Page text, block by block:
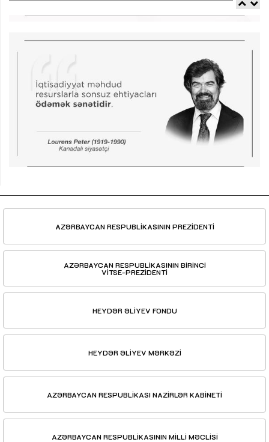
AZƏRBAYCAN RESPUBLİKASININ PREZİDENTİ
AZƏRBAYCAN RESPUBLİKASININ BİRİNCİ
VİTSE-PREZİDENTİ
HEYDƏR ƏLİYEV FONDU
HEYDƏR ƏLİYEV MƏRKƏZİ
AZƏRBAYCAN RESPUBLİKASI NAZİRLƏR KABİNETİ
AZƏRBAYCAN RESPUBLİKASININ MİLLİ MƏCLİSİ